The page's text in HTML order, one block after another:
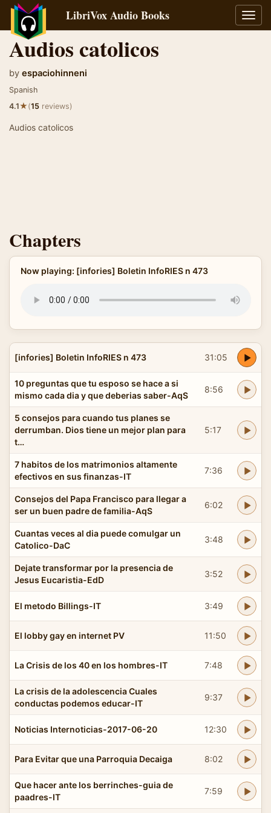
LibriVox Audio Books
Audios catolicos
by espaciohinneni
Spanish
4.1★(15 reviews)
Audios catolicos
Chapters
Now playing: [infories] Boletin InfoRIES n 473
[infories] Boletin InfoRIES n 473 31:05
10 preguntas que tu esposo se hace a si
mismo cada dia y que deberias saber-AqS
8:56
5 consejos para cuando tus planes se
derrumban. Dios tiene un mejor plan para
t…
5:17
7 habitos de los matrimonios altamente
efectivos en sus finanzas-IT
7:36
Consejos del Papa Francisco para llegar a
ser un buen padre de familia-AqS
6:02
Cuantas veces al dia puede comulgar un
Catolico-DaC
3:48
Dejate transformar por la presencia de
Jesus Eucaristia-EdD
3:52
El metodo Billings-IT 3:49
El lobby gay en internet PV 11:50
La Crisis de los 40 en los hombres-IT 7:48
La crisis de la adolescencia Cuales
conductas podemos educar-IT
9:37
Noticias Internoticias-2017-06-20 12:30
Para Evitar que una Parroquia Decaiga 8:02
Que hacer ante los berrinches-guia de
paadres-IT
7:59